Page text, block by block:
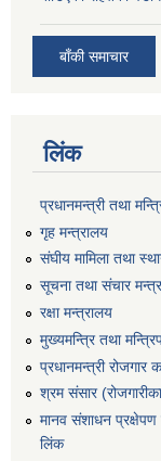
बाँकी समाचार
लिंक
प्रधानमन्त्री तथा
गृह मन्त्रालय
संघीय मामिला तथा
सूचना तथा संचार
रक्षा मन्त्रालय
मुख्यमन्त्रि तथा
प्रधानमन्त्री रोजगार
श्रम संसार
मानव संशाधन
लिंक